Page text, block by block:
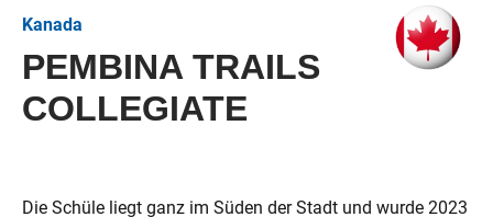
Kanada
PEMBINA TRAILS
COLLEGIATE
Die Schüle liegt ganz im Süden der Stadt und wurde 2023